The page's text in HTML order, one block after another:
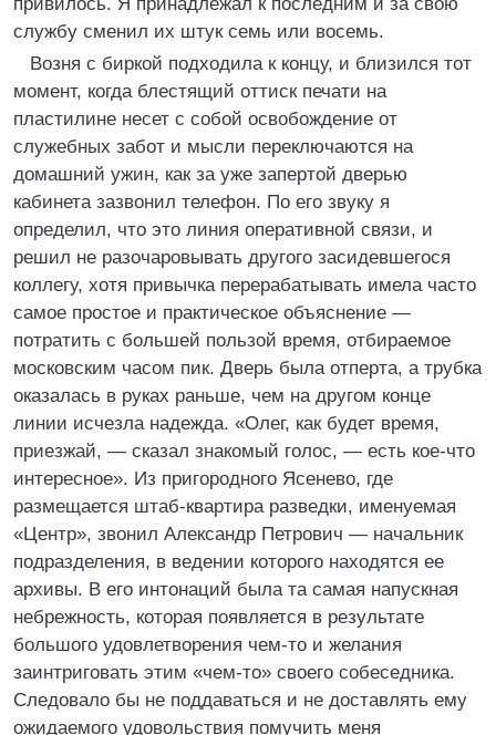
службу сменил их штук семь или восемь.
Возня с биркой подходила к концу, и близился тот
момент, когда блестящий оттиск печати на
пластилине несет с собой освобождение от
служебных забот и мысли переключаются на
домашний ужин, как за уже запертой дверью
кабинета зазвонил телефон. По его звуку я
определил, что это линия оперативной связи, и
решил не разочаровывать другого засидевшегося
коллегу, хотя привычка перерабатывать имела часто
самое простое и практическое объяснение —
потратить с большей пользой время, отбираемое
московским часом пик. Дверь была отперта, а трубка
оказалась в руках раньше, чем на другом конце
линии исчезла надежда. «Олег, как будет время,
приезжай, — сказал знакомый голос, — есть кое-что
интересное». Из пригородного Ясенево, где
размещается штаб-квартира разведки, именуемая
«Центр», звонил Александр Петрович — начальник
подразделения, в ведении которого находятся ее
архивы. В его интонаций была та самая напускная
небрежность, которая появляется в результате
большого удовлетворения чем-то и желания
заинтриговать этим «чем-то» своего собеседника.
Следовало бы не поддаваться и не доставлять ему
ожидаемого удовольствия помучить меня